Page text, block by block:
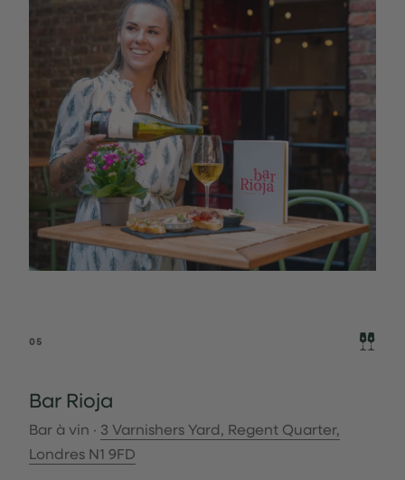
05
Bar Rioja
Bar à vin · 3 Varnishers Yard, Regent Quarter,
Londres N1 9FD